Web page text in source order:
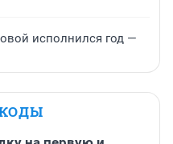
исполнился год —